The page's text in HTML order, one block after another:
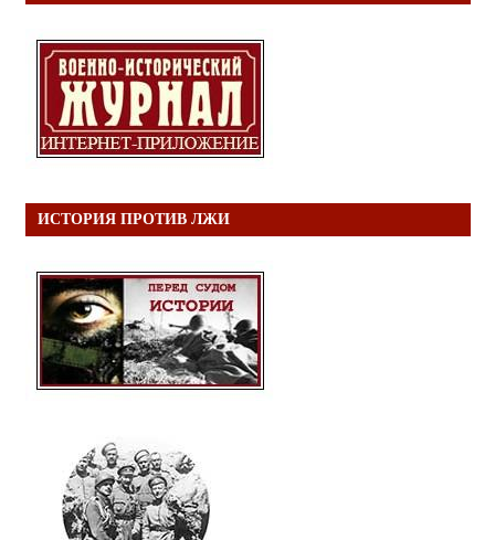
ИСТОРИЯ ПРОТИВ ЛЖИ